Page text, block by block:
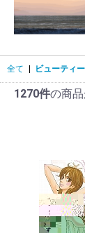
全て | ビューティ
1270件の商